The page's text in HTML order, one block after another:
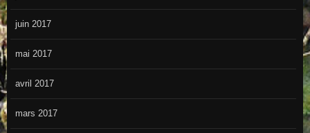
juin 2017
mai 2017
avril 2017
mars 2017